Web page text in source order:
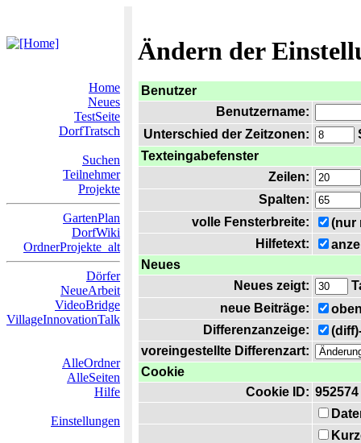
Ändern der
Home
Neues
TestSeite
DorfTratsch
Suchen
Teilnehmer
Projekte
GartenPlan
DorfWiki
OrdnerProjekte_alt
Dörfer
NeueArbeit
VideoBridge
VillageInnovationTalk
AlleOrdner
AlleSeiten
Hilfe
Einstellungen
Benutzer
Benutzername:
Unterschied der Zeitzonen:
Texteingabefenster
Zeilen:
Spalten:
volle Fensterbreite:
(nur
Hilfetext:
Neues
Neues zeigt:
neue Beiträge:
Differenzanzeige:
voreingestellte Differenzart:
Cookie
Cookie ID: 952574